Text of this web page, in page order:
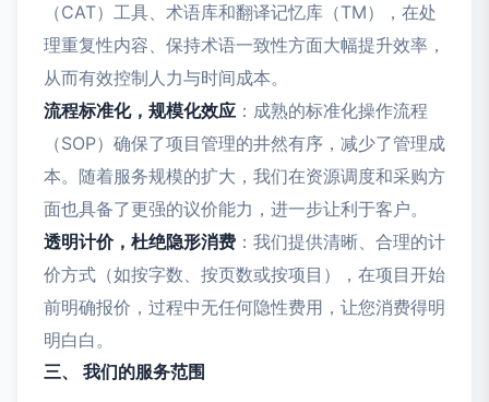
（CAT）工具、术语库和翻译记忆库（TM），在处
理重复性内容、保持术语一致性方面大幅提升效率，
从而有效控制人力与时间成本。
流程标准化，规模化效应 ：成熟的标准化操作流程
（SOP）确保了项目管理的井然有序，减少了管理成
本。随着服务规模的扩大，我们在资源调度和采购方
面也具备了更强的议价能力，进一步让利于客户。
透明计价，杜绝隐形消费 ：我们提供清晰、合理的计
价方式（如按字数、按页数或按项目），在项目开始
前明确报价，过程中无任何隐性费用，让您消费得明
明白白。
三、 我们的服务范围